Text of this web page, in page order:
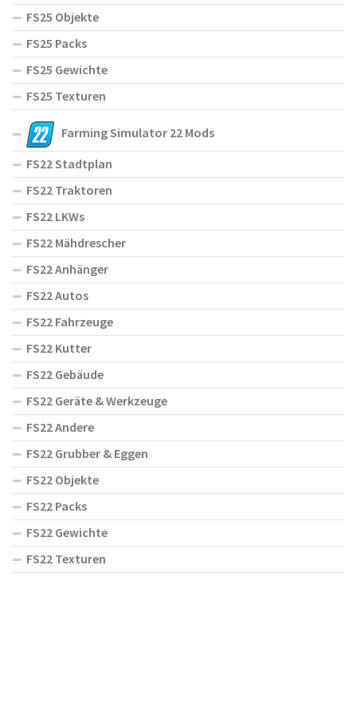
FS25 Objekte
FS25 Packs
FS25 Gewichte
FS25 Texturen
Farming Simulator 22 Mods
FS22 Stadtplan
FS22 Traktoren
FS22 LKWs
FS22 Mähdrescher
FS22 Anhänger
FS22 Autos
FS22 Fahrzeuge
FS22 Kutter
FS22 Gebäude
FS22 Geräte & Werkzeuge
FS22 Andere
FS22 Grubber & Eggen
FS22 Objekte
FS22 Packs
FS22 Gewichte
FS22 Texturen